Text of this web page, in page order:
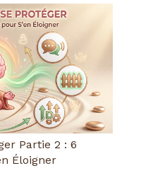
Partie 2 : 6
Éloigner